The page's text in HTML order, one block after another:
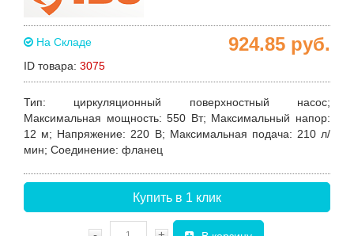
На Складе
ID товара: 3075
924.85 руб.
Тип: циркуляционный поверхностный насос;
Максимальная мощность: 550 Вт; Максимальный напор:
12 м; Напряжение: 220 В; Максимальная подача: 210 л/
мин; Соединение: фланец
Купить в 1 клик